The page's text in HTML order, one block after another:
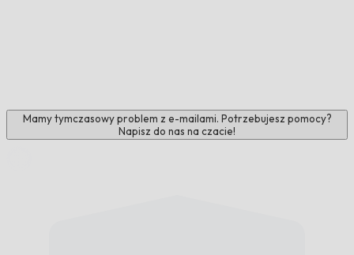
Mamy tymczasowy problem z e-mailami. Potrzebujesz pomocy?
Napisz do nas na czacie!